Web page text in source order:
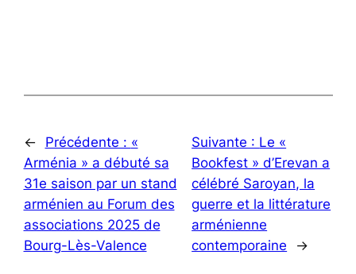
← Précédente : «
Arménia » a débuté sa
31e saison par un stand
arménien au Forum des
associations 2025 de
Bourg-Lès-Valence
Suivante : Le «
Bookfest » d’Erevan a
célébré Saroyan, la
guerre et la littérature
arménienne
contemporaine
→